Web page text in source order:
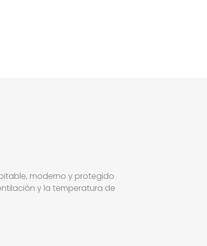
moderno y protegido
y la temperatura de